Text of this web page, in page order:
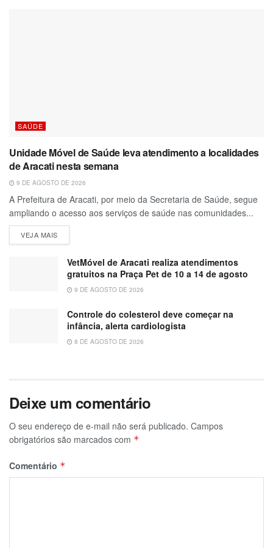
SAÚDE
Unidade Móvel de Saúde leva atendimento a localidades
de Aracati nesta semana
9 DE AGOSTO DE 2026
A Prefeitura de Aracati, por meio da Secretaria de Saúde, segue
ampliando o acesso aos serviços de saúde nas comunidades...
VEJA MAIS
VetMóvel de Aracati realiza atendimentos
gratuitos na Praça Pet de 10 a 14 de agosto
9 DE AGOSTO DE 2026
Controle do colesterol deve começar na
infância, alerta cardiologista
8 DE AGOSTO DE 2026
Deixe um comentário
O seu endereço de e-mail não será publicado. Campos
obrigatórios são marcados com *
Comentário *